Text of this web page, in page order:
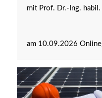
mit Prof. Dr.-Ing.
am 10.09.2026